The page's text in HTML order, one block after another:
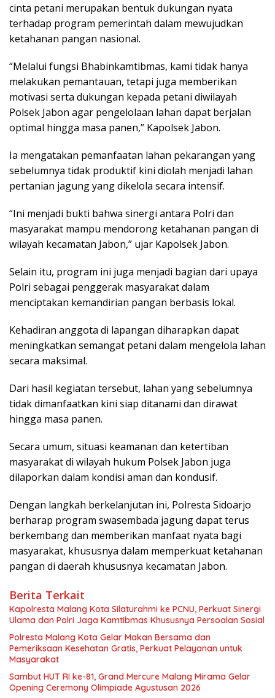
cinta petani merupakan bentuk dukungan nyata
terhadap program pemerintah dalam mewujudkan
ketahanan pangan nasional.
“Melalui fungsi Bhabinkamtibmas, kami tidak hanya
melakukan pemantauan, tetapi juga memberikan
motivasi serta dukungan kepada petani diwilayah
Polsek Jabon agar pengelolaan lahan dapat berjalan
optimal hingga masa panen,” Kapolsek Jabon.
Ia mengatakan pemanfaatan lahan pekarangan yang
sebelumnya tidak produktif kini diolah menjadi lahan
pertanian jagung yang dikelola secara intensif.
“Ini menjadi bukti bahwa sinergi antara Polri dan
masyarakat mampu mendorong ketahanan pangan di
wilayah kecamatan Jabon,” ujar Kapolsek Jabon.
Selain itu, program ini juga menjadi bagian dari upaya
Polri sebagai penggerak masyarakat dalam
menciptakan kemandirian pangan berbasis lokal.
Kehadiran anggota di lapangan diharapkan dapat
meningkatkan semangat petani dalam mengelola lahan
secara maksimal.
Dari hasil kegiatan tersebut, lahan yang sebelumnya
tidak dimanfaatkan kini siap ditanami dan dirawat
hingga masa panen.
Secara umum, situasi keamanan dan ketertiban
masyarakat di wilayah hukum Polsek Jabon juga
dilaporkan dalam kondisi aman dan kondusif.
Dengan langkah berkelanjutan ini, Polresta Sidoarjo
berharap program swasembada jagung dapat terus
berkembang dan memberikan manfaat nyata bagi
masyarakat, khususnya dalam memperkuat ketahanan
pangan di daerah khususnya kecamatan Jabon.
Berita Terkait
Kapolresta Malang Kota Silaturahmi ke PCNU, Perkuat Sinergi
Ulama dan Polri Jaga Kamtibmas Khususnya Persoalan Sosial
Polresta Malang Kota Gelar Makan Bersama dan
Pemeriksaan Kesehatan Gratis, Perkuat Pelayanan untuk
Masyarakat
Sambut HUT RI ke-81, Grand Mercure Malang Mirama Gelar
Opening Ceremony Olimpiade Agustusan 2026